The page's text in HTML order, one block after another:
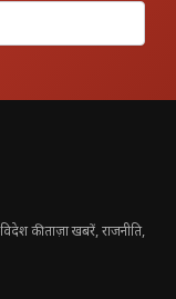
की ताज़ा खबरें, राजनीति,